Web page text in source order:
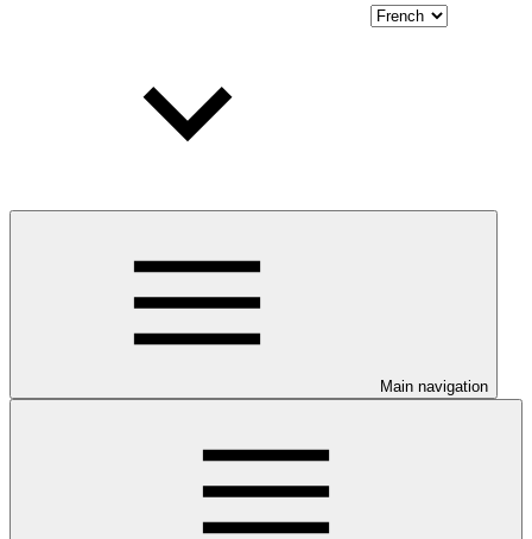
Main navigation